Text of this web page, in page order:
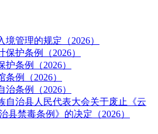
境管理的规定（2026）
护条例（2026）
条例（2026）
例（2026）
条例（2026）
自治县人民代表大会关于废止《云
县禁毒条例》的决定（2026）